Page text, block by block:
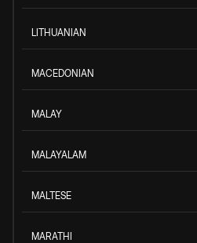
LITHUANIAN
MACEDONIAN
MALAY
MALAYALAM
MALTESE
MARATHI